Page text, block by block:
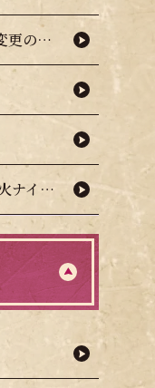
【重要】ホームゲーム入場時間変更のお知らせ（熱中症対策について）
開催決定‼8月16日(日) 『牛久花火ナイター』🎇🧨